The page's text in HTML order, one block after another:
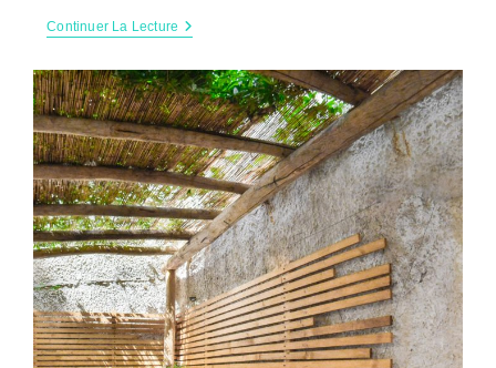
Continuer La Lecture Le
Rochetaillée